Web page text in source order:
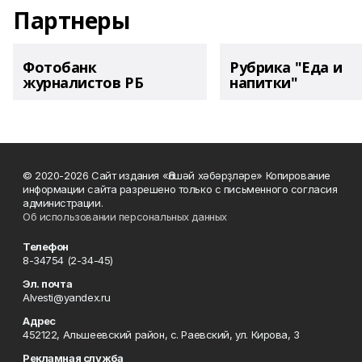
Партнеры
Фотобанк
журналистов РБ
Рубрика "Еда и
напитки"
© 2020-2026 Сайт издания «Әлшәй хәбәрҙләре» Копирование
информации сайта разрешено только с письменного согласия
администрации.
Об использовании персональных данных
Телефон
8-34754 (2-34-45)
Эл. почта
Alvesti@yandex.ru
Адрес
452122, Альшеевский район, с. Раевский, ул. Кирова, 3
Рекламная служба